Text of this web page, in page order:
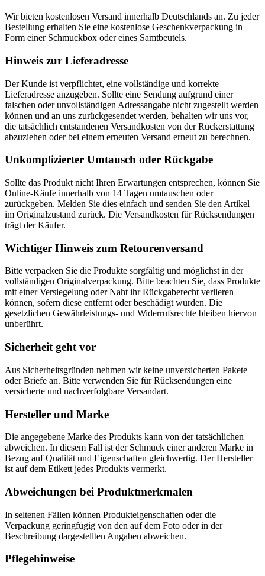
Wir bieten kostenlosen Versand innerhalb Deutschlands an. Zu jeder
Bestellung erhalten Sie eine kostenlose Geschenkverpackung in
Form einer Schmuckbox oder eines Samtbeutels.
Hinweis zur Lieferadresse
Der Kunde ist verpflichtet, eine vollständige und korrekte
Lieferadresse anzugeben. Sollte eine Sendung aufgrund einer
falschen oder unvollständigen Adressangabe nicht zugestellt werden
können und an uns zurückgesendet werden, behalten wir uns vor,
die tatsächlich entstandenen Versandkosten von der Rückerstattung
abzuziehen oder bei einem erneuten Versand erneut zu berechnen.
Unkomplizierter Umtausch oder Rückgabe
Sollte das Produkt nicht Ihren Erwartungen entsprechen, können Sie
Online-Käufe innerhalb von 14 Tagen umtauschen oder
zurückgeben. Melden Sie dies einfach und senden Sie den Artikel
im Originalzustand zurück. Die Versandkosten für Rücksendungen
trägt der Käufer.
Wichtiger Hinweis zum Retourenversand
Bitte verpacken Sie die Produkte sorgfältig und möglichst in der
vollständigen Originalverpackung. Bitte beachten Sie, dass Produkte
mit einer Versiegelung oder Naht ihr Rückgaberecht verlieren
können, sofern diese entfernt oder beschädigt wurden. Die
gesetzlichen Gewährleistungs- und Widerrufsrechte bleiben hiervon
unberührt.
Sicherheit geht vor
Aus Sicherheitsgründen nehmen wir keine unversicherten Pakete
oder Briefe an. Bitte verwenden Sie für Rücksendungen eine
versicherte und nachverfolgbare Versandart.
Hersteller und Marke
Die angegebene Marke des Produkts kann von der tatsächlichen
abweichen. In diesem Fall ist der Schmuck einer anderen Marke in
Bezug auf Qualität und Eigenschaften gleichwertig. Der Hersteller
ist auf dem Etikett jedes Produkts vermerkt.
Abweichungen bei Produktmerkmalen
In seltenen Fällen können Produkteigenschaften oder die
Verpackung geringfügig von den auf dem Foto oder in der
Beschreibung dargestellten Angaben abweichen.
Pflegehinweise